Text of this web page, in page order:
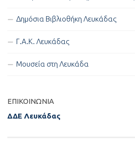
Δημόσια Βιβλιοθήκη Λευκάδας
Γ.Α.Κ. Λευκάδας
Μουσεία στη Λευκάδα
ΕΠΙΚΟΙΝΩΝΊΑ
ΔΔΕ Λευκάδας